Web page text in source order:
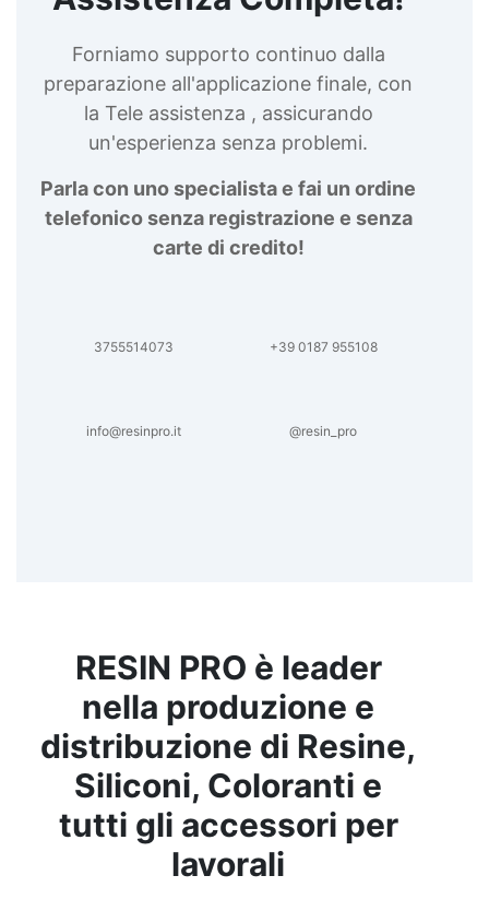
Forniamo supporto continuo dalla
preparazione all'applicazione finale, con
la Tele assistenza , assicurando
un'esperienza senza problemi.
Parla con uno specialista e fai un ordine
telefonico senza registrazione e senza
carte di credito!
3755514073 +39 0187 955108
info@resinpro.it @resin_pro
RESIN PRO è leader
nella produzione e
distribuzione di Resine,
Siliconi, Coloranti e
tutti gli accessori per
lavorali